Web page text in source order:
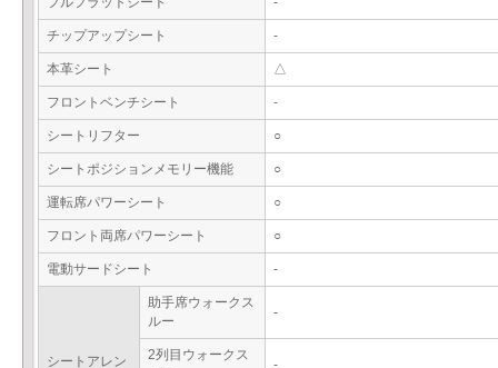
チップアップシート -
本革シート △
フロントベンチシート -
シートリフター ○
シートポジションメモリー機能 ○
運転席パワーシート ○
フロント両席パワーシート ○
電動サードシート -
シートアレン
助手席ウォークス
ルー
-
2列目ウォークス
-